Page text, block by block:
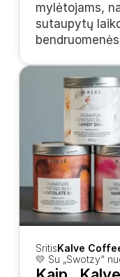
mylėtojams,
sutaupytų
SritisKalve
💛 Su „Swotzy“